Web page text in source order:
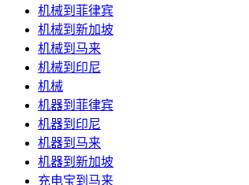
机械到菲律宾
机械到新加坡
机械到马来
机械到印尼
机械
机器到菲律宾
机器到印尼
机器到马来
机器到新加坡
充电宝到马来